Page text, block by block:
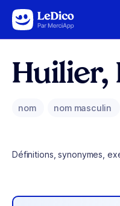
Aller au contenu
Huilier,
nom nom masculin
Définitions, synonymes,